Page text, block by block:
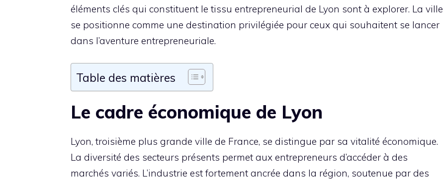
éléments clés qui constituent le tissu entrepreneurial de Lyon sont à explorer. La ville
se positionne comme une destination privilégiée pour ceux qui souhaitent se lancer
dans l’aventure entrepreneuriale.
Table des matières
Le cadre économique de Lyon
Lyon, troisième plus grande ville de France, se distingue par sa vitalité économique.
La diversité des secteurs présents permet aux entrepreneurs d’accéder à des
marchés variés. L’industrie est fortement ancrée dans la région, soutenue par des